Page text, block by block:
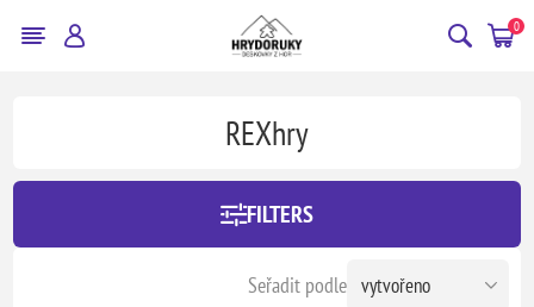
0
REXhry
FILTERS
Seřadit podle